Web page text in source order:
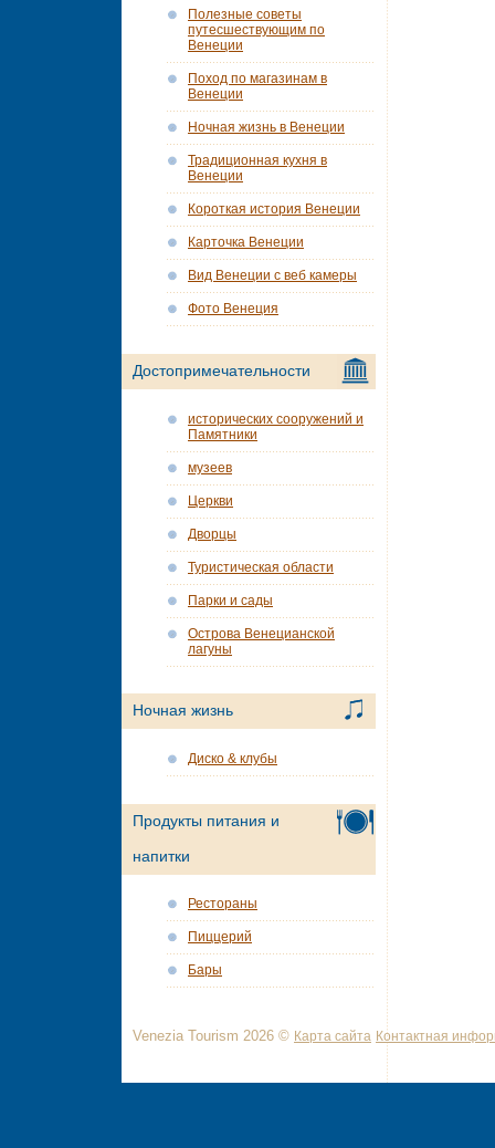
Полезные советы
путесшествующим по
Венеции
Поход по магазинам в
Венеции
Ночная жизнь в Венеции
Традиционная кухня в
Венеции
Короткая история Венеции
Карточка Венеции
Вид Венеции с веб камеры
Фото Венеция
Достопримечательности
исторических сооружений и
Памятники
музеев
Церкви
Дворцы
Туристическая области
Парки и сады
Острова Венецианской
лагуны
Ночная жизнь
Диско & клубы
Продукты питания и
напитки
Рестораны
Пиццерий
Бары
Venezia Tourism 2026 © Карта сайта Контактная